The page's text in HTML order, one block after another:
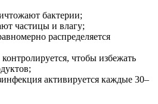
бактерии;
частицы и влагу;
распределяется
чтобы избежать
активируется каждые 30–